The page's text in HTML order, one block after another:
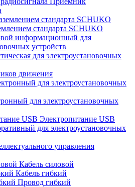
стандарта SCHUKO
информационный для
устройств
для электроустановочных
движения
для электроустановочных
Электропитание USB
для электроустановочных
управления
Кабель силовой
Кабель гибкий
Провод гибкий